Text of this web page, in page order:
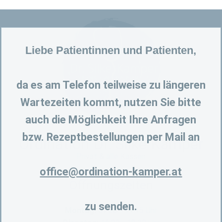
Liebe Patientinnen und Patienten,
da es am Telefon teilweise zu längeren
Wartezeiten kommt, nutzen Sie bitte
auch die Möglichkeit Ihre Anfragen
bzw. Rezeptbestellungen per Mail an
office@ordination-kamper.at
zu senden.
Ordination Dr. Silke Kamper
Montag: 07:30 - 11:15 Uhr